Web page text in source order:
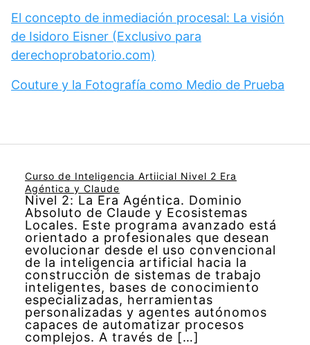
El concepto de inmediación procesal: La visión
de Isidoro Eisner (Exclusivo para
derechoprobatorio.com)
Couture y la Fotografía como Medio de Prueba
Curso de Inteligencia Artiicial Nivel 2 Era
Agéntica y Claude
Nivel 2: La Era Agéntica. Dominio
Absoluto de Claude y Ecosistemas
Locales. Este programa avanzado está
orientado a profesionales que desean
evolucionar desde el uso convencional
de la inteligencia artificial hacia la
construcción de sistemas de trabajo
inteligentes, bases de conocimiento
especializadas, herramientas
personalizadas y agentes autónomos
capaces de automatizar procesos
complejos. A través de […]